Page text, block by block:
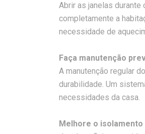
Abrir as janelas
completamente a
necessidade de
Faça manutenção
A manutenção regular
durabilidade. Um
necessidades da casa.
Melhore o isolamento